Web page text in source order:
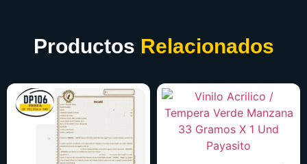
Productos Relacionados